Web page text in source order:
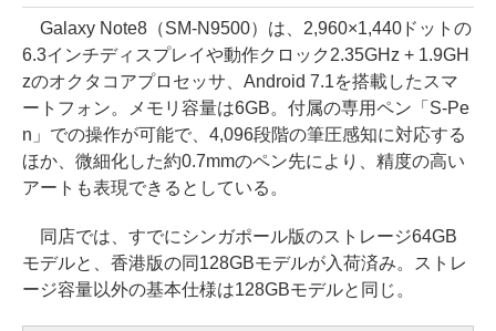
Galaxy Note8（SM-N9500）は、2,960×1,440ドットの
6.3インチディスプレイや動作クロック2.35GHz + 1.9GH
zのオクタコアプロセッサ、Android 7.1を搭載したスマ
ートフォン。メモリ容量は6GB。付属の専用ペン「S-Pe
n」での操作が可能で、4,096段階の筆圧感知に対応する
ほか、微細化した約0.7mmのペン先により、精度の高い
アートも表現できるとしている。
同店では、すでにシンガポール版のストレージ64GB
モデルと、香港版の同128GBモデルが入荷済み。ストレ
ージ容量以外の基本仕様は128GBモデルと同じ。